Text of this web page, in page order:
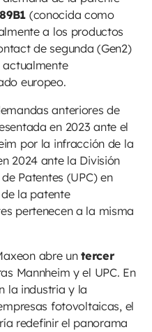
(conocida como
a los productos
de segunda (Gen2)
actualmente
europeo.
anteriores de
en 2023 ante el
por la infracción de la
2024 ante la División
Patentes (UPC) en
la patente
pertenecen a la misma
abre untercer
Mannheim y el UPC. En
la industria y la
fotovoltaicas, el
redefinir el panorama